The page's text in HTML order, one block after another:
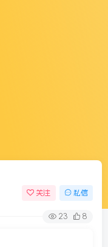
关注 私信
23 8